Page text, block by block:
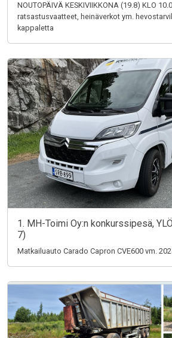
NOUTOPÄIVÄ KESKIVIIKKONA (19.8) KLO
ratsastusvaatteet, heinäverkot ym.
kappaletta
1. MH-Toimi Oy:n konkurssipesä,
7)
Matkailuauto Carado Capron CVE600 vm.